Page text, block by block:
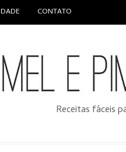
CONTATO
Receitas fáceis